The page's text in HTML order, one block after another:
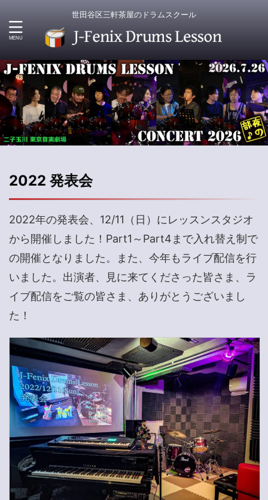
世田谷区三軒茶屋のドラムスクール
2022 発表会
2022年の発表会、12/11（日）にレッスンスタジオ
から開催しました！Part1～Part4まで入れ替え制で
の開催となりました。また、今年もライブ配信を行
いました。出演者、見に来てくださった皆さま、ラ
イブ配信をご覧の皆さま、ありがとうございまし
た！